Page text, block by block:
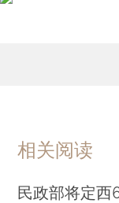
相关阅读
民政部将定西